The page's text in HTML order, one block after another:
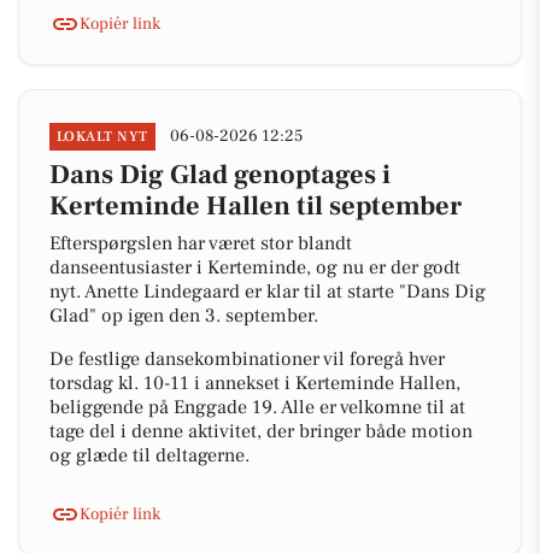
Kopiér link
LOKALT NYT 06-08-2026 12:25
Dans Dig Glad genoptages i
Kerteminde Hallen til september
Efterspørgslen har været stor blandt
danseentusiaster i Kerteminde, og nu er der godt
nyt. Anette Lindegaard er klar til at starte "Dans Dig
Glad" op igen den 3. september.
De festlige dansekombinationer vil foregå hver
torsdag kl. 10-11 i annekset i Kerteminde Hallen,
beliggende på Enggade 19. Alle er velkomne til at
tage del i denne aktivitet, der bringer både motion
og glæde til deltagerne.
Kopiér link